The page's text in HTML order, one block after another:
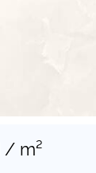
/ m²